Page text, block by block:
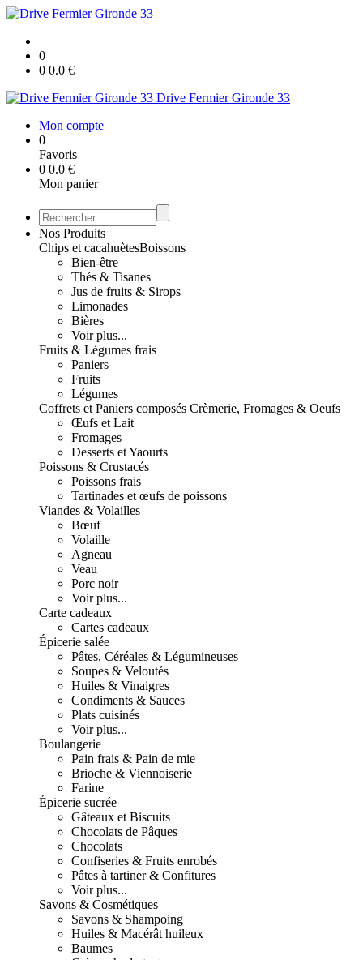
0
0 0.0 €
Drive Fermier Gironde 33
Mon compte
0
Favoris
0 0.0 €
Mon panier
Nos Produits
Chips et cacahuètesBoissons
Bien-être
Thés & Tisanes
Jus de fruits & Sirops
Limonades
Bières
Voir plus...
Fruits & Légumes frais
Paniers
Fruits
Légumes
Coffrets et Paniers composés Crèmerie, Fromages & Oeufs
Œufs et Lait
Fromages
Desserts et Yaourts
Poissons & Crustacés
Poissons frais
Tartinades et œufs de poissons
Viandes & Volailles
Bœuf
Volaille
Agneau
Veau
Porc noir
Voir plus...
Carte cadeaux
Cartes cadeaux
Épicerie salée
Pâtes, Céréales & Légumineuses
Soupes & Veloutés
Huiles & Vinaigres
Condiments & Sauces
Plats cuisinés
Voir plus...
Boulangerie
Pain frais & Pain de mie
Brioche & Viennoiserie
Farine
Épicerie sucrée
Gâteaux et Biscuits
Chocolats de Pâques
Chocolats
Confiseries & Fruits enrobés
Pâtes à tartiner & Confitures
Voir plus...
Savons & Cosmétiques
Savons & Shampoing
Huiles & Macérât huileux
Baumes